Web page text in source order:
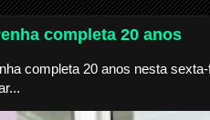
completa 20 anos
completa 20 anos nesta